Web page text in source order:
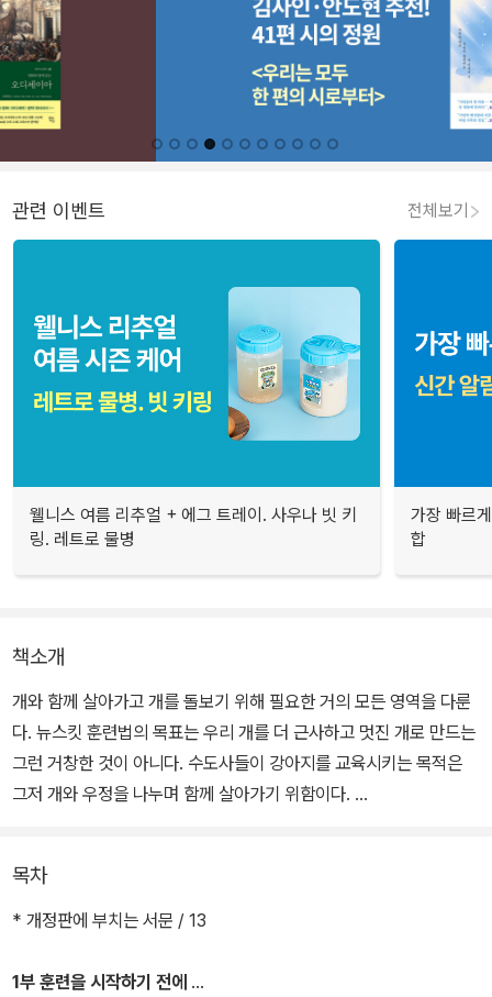
관련 이벤트 전체보기
웰니스 여름 리추얼 + 에그 트레이. 사우나 빗 키
링. 레트로 물병
가장 빠르
합
책소개
개와 함께 살아가고 개를 돌보기 위해 필요한 거의 모든 영역을 다룬
다. 뉴스킷 훈련법의 목표는 우리 개를 더 근사하고 멋진 개로 만드는
그런 거창한 것이 아니다. 수도사들이 강아지를 교육시키는 목적은
그저 개와 우정을 나누며 함께 살아가기 위함이다.
법을 가르쳐야 한다. 뉴스킷의 복종 훈련도 강아지가 주인의 일상생
활에 쉽게 녹아들 수 있는 방식에 초점이 맞춰져 있다. 이런 훈련을 통
함께 보낼 수 있는 진정한 친구가 될 수 있다.
목차
* 개정판에 부치는 서문 / 13
1부 훈련을 시작하기 전에